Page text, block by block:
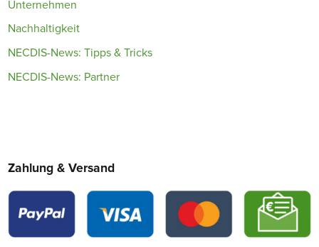
Unternehmen
Nachhaltigkeit
NECDIS-News: Tipps & Tricks
NECDIS-News: Partner
Zahlung & Versand